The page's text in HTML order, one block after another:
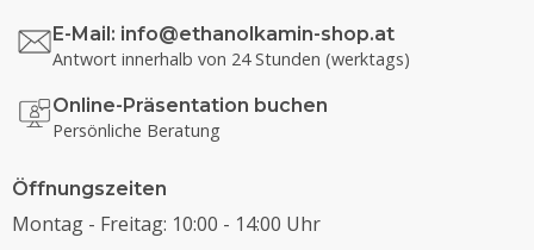
E-Mail: info@ethanolkamin-shop.at
Antwort innerhalb von 24 Stunden (werktags)
Online-Präsentation buchen
Persönliche Beratung
Öffnungszeiten
Montag - Freitag: 10:00 - 14:00 Uhr